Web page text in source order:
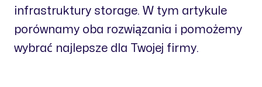
infrastruktury storage. W tym artykule
porównamy oba rozwiązania i pomożemy
wybrać najlepsze dla Twojej firmy.